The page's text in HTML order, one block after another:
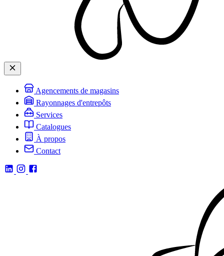
Agencements de magasins
Rayonnages d'entrepôts
Services
Catalogues
À propos
Contact